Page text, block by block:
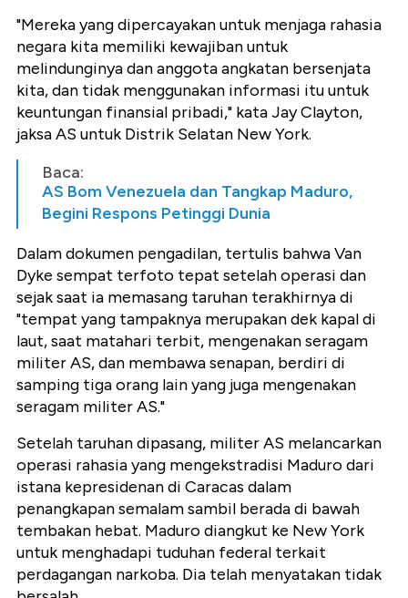
"Mereka yang dipercayakan untuk menjaga rahasia
negara kita memiliki kewajiban untuk
melindunginya dan anggota angkatan bersenjata
kita, dan tidak menggunakan informasi itu untuk
keuntungan finansial pribadi," kata Jay Clayton,
jaksa AS untuk Distrik Selatan New York.
Baca:
AS Bom Venezuela dan Tangkap Maduro,
Begini Respons Petinggi Dunia
Dalam dokumen pengadilan, tertulis bahwa Van
Dyke sempat terfoto tepat setelah operasi dan
sejak saat ia memasang taruhan terakhirnya di
"tempat yang tampaknya merupakan dek kapal di
laut, saat matahari terbit, mengenakan seragam
militer AS, dan membawa senapan, berdiri di
samping tiga orang lain yang juga mengenakan
seragam militer AS."
Setelah taruhan dipasang, militer AS melancarkan
operasi rahasia yang mengekstradisi Maduro dari
istana kepresidenan di Caracas dalam
penangkapan semalam sambil berada di bawah
tembakan hebat. Maduro diangkut ke New York
untuk menghadapi tuduhan federal terkait
perdagangan narkoba. Dia telah menyatakan tidak